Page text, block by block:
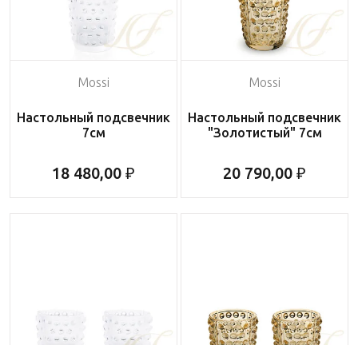
Mossi
Настольный подсвечник
7см
18 480,00 ₽
Mossi
Настольный подсвечник
"Золотистый" 7см
20 790,00 ₽